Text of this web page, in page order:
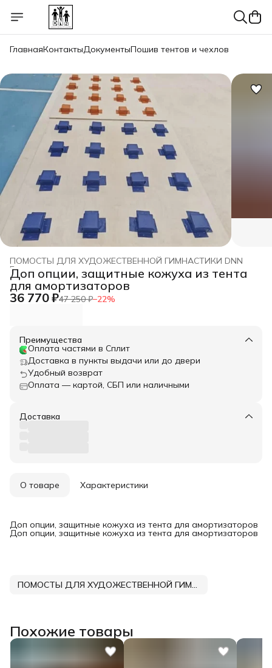
ГлавнаяКонтактыДокументыПошив тентов и чехлов
ПОМОСТЫ ДЛЯ ХУДОЖЕСТВЕННОЙ ГИМНАСТИКИ DNN
Главная ›
Доп опции, защитные кожуха из тента
для амортизаторов
36 770 ₽47 250 ₽−22%
Преимущества
Оплата частями в Сплит
Доставка в пункты выдачи или до двери
Удобный возврат
Оплата — картой, СБП или наличными
Доставка
О товаре Характеристики
Доп опции, защитные кожуха из тента для амортизаторов
Доп опции, защитные кожуха из тента для амортизаторов
ПОМОСТЫ ДЛЯ ХУДОЖЕСТВЕННОЙ ГИМНАСТИКИ DNN
Похожие товары